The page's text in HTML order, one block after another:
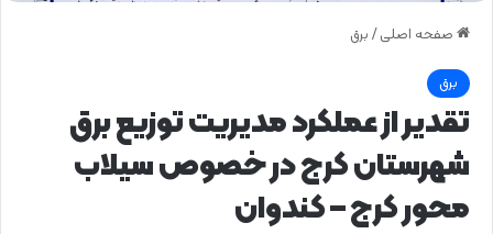
صفحه اصلی / برق
برق
تقدیر از عملكرد مدیریت توزیع برق
شهرستان كرج در خصوص سیلاب
محور كرج – كندوان